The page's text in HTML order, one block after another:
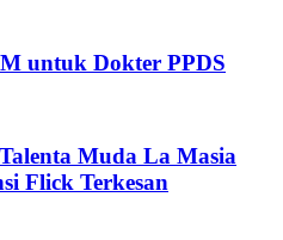
untuk Dokter PPDS
Muda La Masia
Flick Terkesan